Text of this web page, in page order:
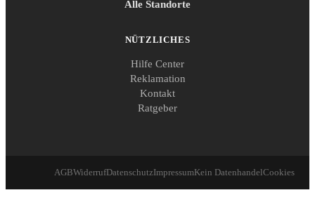
Alle Standorte
NÜTZLICHES
Hilfe Center
Reklamation
Kontakt
Ratgeber
AGBWiderrufDatenschutzImpressumKein DatenhandelCookies